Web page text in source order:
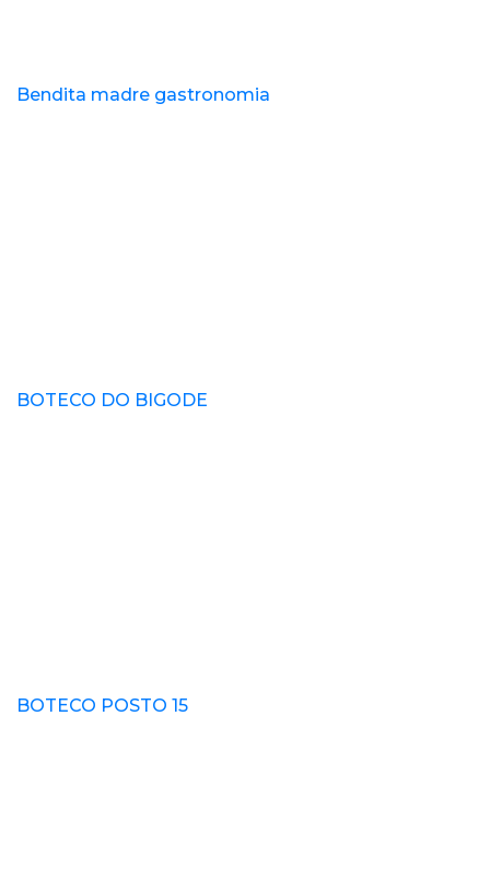
Bendita madre gastronomia
BOTECO DO BIGODE
BOTECO POSTO 15